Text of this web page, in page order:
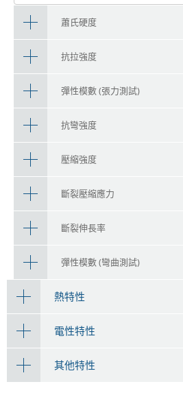
蕭氏硬度
抗拉強度
彈性模數 (張力測試)
抗彎強度
壓縮強度
斷裂壓縮應力
斷裂伸長率
彈性模數 (彎曲測試)
熱特性
電性特性
其他特性